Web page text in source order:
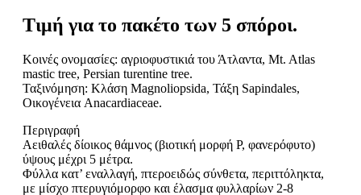
Τιμή για το πακέτο των 5 σπόροι.
Κοινές ονομασίες: αγριοφυστικιά του Άτλαντα, Mt. Atlas
mastic tree, Persian turentine tree.
Ταξινόμηση: Κλάση Magnoliopsida, Τάξη Sapindales,
Οικογένεια Anacardiaceae.
Περιγραφή
Αειθαλές δίοικος θάμνος (βιοτική μορφή Ρ, φανερόφυτο)
ύψους μέχρι 5 μέτρα.
Φύλλα κατ’ εναλλαγή, πτεροειδώς σύνθετα, περιττόληκτα,
με μίσχο πτερυγιόμορφο και έλασμα φυλλαρίων 2-8